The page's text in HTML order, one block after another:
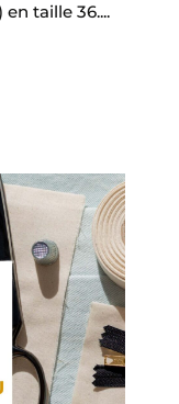
taille 36....